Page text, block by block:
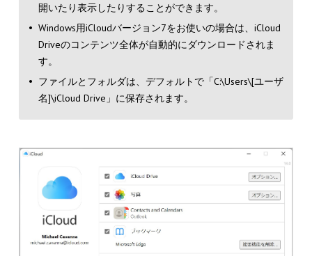
開いたり表示したりすることができます。
Windows用iCloudバージョン7をお使いの場合は、iCloud
Driveのコンテンツ全体が自動的にダウンロードされま
す。
ファイルとフォルダは、デフォルトで「C:\Users\[ユーザ
名]\iCloud Drive」に保存されます。